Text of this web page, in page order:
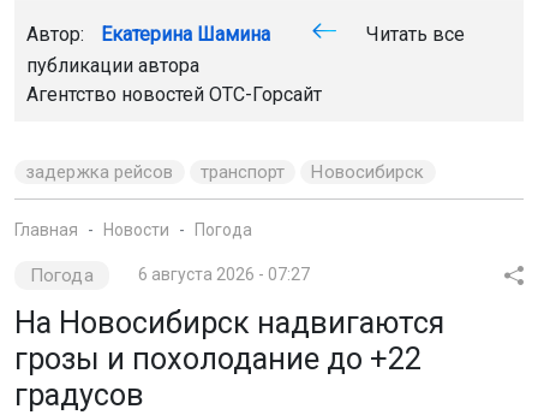
Автор: Екатерина Шамина
Читать все
публикации автора
Агентство новостей ОТС-Горсайт
задержка рейсов транспорт Новосибирск
Главная Новости Погода
Погода 6 августа 2026 - 07:27
На Новосибирск надвигаются
грозы и похолодание до +22
градусов